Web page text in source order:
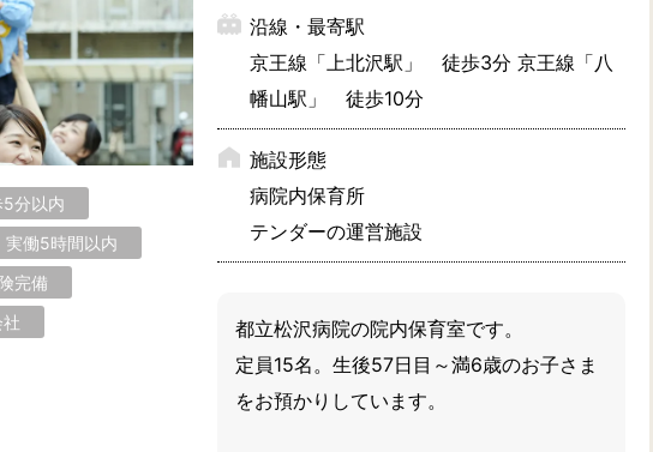
分以内
実働5時間以内
完備
沿線・最寄駅
京王線「上北沢駅」 徒歩3分 京王線「八
幡山駅」 徒歩10分
施設形態
病院内保育所
テンダーの運営施設
都立松沢病院の院内保育室です。
定員15名。生後57日目～満6歳のお子さま
をお預かりしています。
土日祝のお仕事
社会保険完備
住宅手当・借上社宅
男性保育士
OK 小規模保育園
社会福祉法人
して働く！